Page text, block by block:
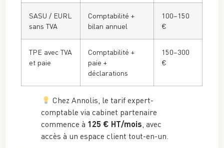
SASU / EURL
sans TVA
Comptabilité +
bilan annuel
100–150
€
TPE avec TVA
et paie
Comptabilité +
paie +
déclarations
150–300
€
Chez Annolis, le tarif expert-
comptable via cabinet partenaire
commence à 125 € HT/mois, avec
accès à un espace client tout-en-un.